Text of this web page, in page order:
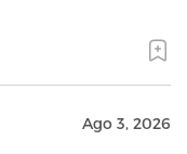
Ago 3, 2026